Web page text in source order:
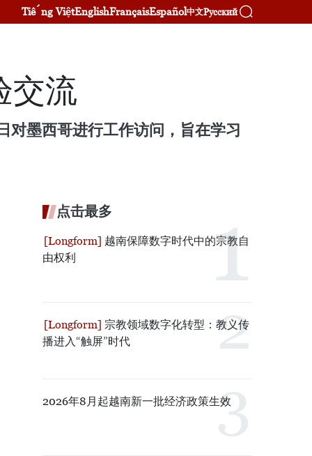
Tiếng ViệtEnglishFrançaisEspañol中文Русский
交流
对墨西哥进行工作访问，旨在学习
点击最多
越南保障数字时代中的宗教自
由权利
宗教领域数字化转型：教义传
播进入“触屏”时代
2026年8月起越南新一批经济政策生效